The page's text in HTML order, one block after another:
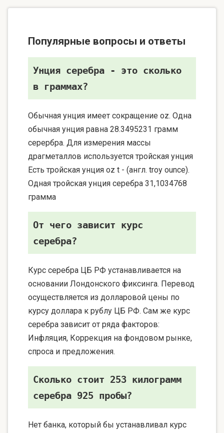
Популярные вопросы и ответы
Унция серебра - это сколько
в граммах?
Обычная унция имеет сокращение oz. Одна
обычная унция равна 28.3495231 грамм
серербра. Для измерения массы
драгметаллов используется тройская унция
Есть тройская унция oz t - (англ. troy ounce).
Одная тройская унция серебра 31,1034768
грамма
От чего зависит курс
серебра?
Курс серебра ЦБ РФ устанавливается на
основании Лондонского фиксинга. Перевод
осуществляется из долларовой цены по
курсу доллара к рублу ЦБ РФ. Сам же курс
серебра зависит от ряда факторов:
Инфляция, Коррекция на фондовом рынке,
спроса и предложения.
Сколько стоит 253 килограмм
серебра 925 пробы?
Нет банка, который бы устанавливал курс